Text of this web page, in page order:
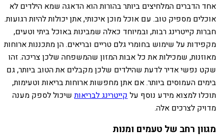
אחד הדברים המלחיצים ביותר בהורות הוא הדאגה שמא הילדים לא
אוכלים מספיק טוב. עם אוכל מוכן איכותי, אתן יכולות להיות רגועות.
חברות קייטרינג רבות, ובמיוחד כאלה שמבינות באוכל ביתי וטעים,
מקפידות על שימוש בחומרי גלם טריים ובריאים. הן מתכננות ארוחות
מאוזנות, שמכילות את כל אבות המזון שהמשפחה שלכן צריכה. זהו
שקט נפשי אדיר לדעת שהילדים שלכן מקבלים את הטוב ביותר, גם
בימים העמוסים ביותר. אם אתן מחפשות ארוחות בריאות וטעימות,
תוכלו למצוא מידע נוסף עלקייטרינג לבריאותשיכול לספק מענה
מדויק לצרכים אלה.
מגוון רחב של טעמים ומנות